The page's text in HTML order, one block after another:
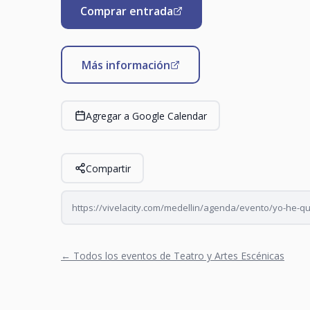
Comprar entrada
Más información
Agregar a Google Calendar
Compartir
https://vivelacity.com/medellin/agenda/evento/yo-he-
← Todos los eventos de Teatro y Artes Escénicas